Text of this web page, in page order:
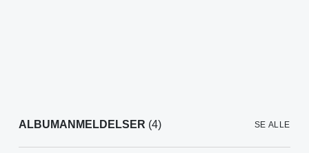
ALBUMANMELDELSER (4) SE ALLE